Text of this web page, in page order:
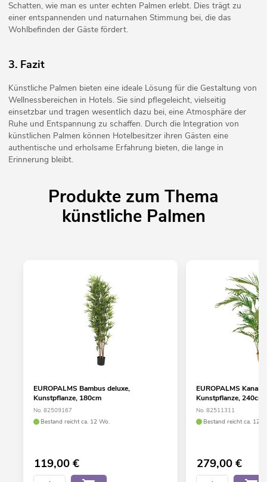
Schatten, wie man es unter echten Palmen erlebt. Dies trägt zu
einer entspannenden und naturnahen Stimmung bei, die das
Wohlbefinden der Gäste fördert.
3. Fazit
Künstliche Palmen bieten eine ideale Lösung für die Gestaltung von
Wellnessbereichen in Hotels. Sie sind pflegeleicht, vielseitig
einsetzbar und tragen wesentlich dazu bei, eine Atmosphäre der
Ruhe und Entspannung zu schaffen. Durch die Integration von
künstlichen Palmen können Hotelbesitzer ihren Gästen eine
authentische und erholsame Erfahrung bieten, die lange in
Erinnerung bleibt.
Produkte zum Thema
künstliche Palmen
EUROPALMS Bambus deluxe,
Kunstpflanze, 180cm
No. 82509167
Bestand reicht ca. 12 Wo.
119,00€
EUROPALMS
Kunstpflanze, 240cm
No. 82511311
Bestand reicht ca. 12
279,00€